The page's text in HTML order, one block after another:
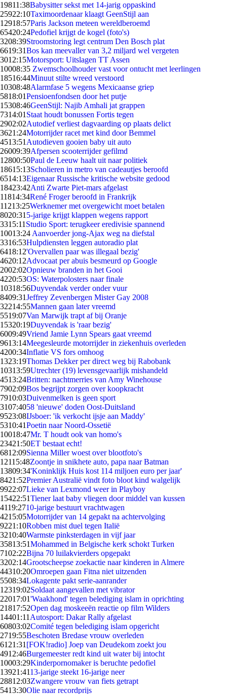
19811:38Babysitter sekst met 14-jarig oppaskind
25922:10Taximoordenaar klaagt GeenStijl aan
12918:57Paris Jackson meteen wereldberoemd
65420:24Pedofiel krijgt de kogel (foto's)
3208:39Stroomstoring legt centrum Den Bosch plat
6619:31Bos kan meevaller van 3,2 miljard wel vergeten
3012:15Motorsport: Uitslagen TT Assen
10008:35 Zwemschoolhouder vast voor ontucht met leerlingen
18516:44Minuut stilte wreed verstoord
10308:48Alarmfase 5 wegens Mexicaanse griep
5818:01Pensioenfondsen door het putje
15308:46GeenStijl: Najib Amhali jat grappen
7314:01 Staat houdt bonussen Fortis tegen
2902:02Autodief verliest dagvaarding op plaats delict
3621:24Motorrijder racet met kind door Bemmel
4513:51 Autodieven gooien baby uit auto
26009:39Afpersen scooterrijder gefilmd
12800:50Paul de Leeuw haalt uit naar politiek
18615:13Scholieren in metro van cadeautjes beroofd
6514:13Eigenaar Russische kritische website gedood
18423:42Anti Zwarte Piet-mars afgelast
11814:34René Froger beroofd in Frankrijk
11213:25Werknemer met overgewicht moet betalen
8020:31 5-jarige krijgt klappen wegens rapport
3315:11 Studio Sport: terugkeer eredivisie spannend
10013:24 Aanvoerder jong-Ajax weg na diefstal
3316:53Hulpdiensten leggen autoradio plat
6418:12'Overvallen paar was illegaal bezig'
4620:12Advocaat per abuis besmeurd op Google
2002:02Opnieuw branden in het Gooi
4220:53OS: Waterpolosters naar finale
10318:56Duyvendak verder onder vuur
8409:31Jeffrey Zevenbergen Mister Gay 2008
32214:55Mannen gaan later vreemd
5519:07Van Marwijk trapt af bij Oranje
15320:19Duyvendak is 'raar bezig'
6009:49Vriend Jamie Lynn Spears gaat vreemd
9613:14Meegesleurde motorrijder in ziekenhuis overleden
4200:34Inflatie VS fors omhoog
1323:19Thomas Dekker per direct weg bij Rabobank
10313:59Utrechter (19) levensgevaarlijk mishandeld
4513:24Britten: nachtmerries van Amy Winehouse
7902:09Bos begrijpt zorgen over koopkracht
7910:03Duivenmelken is geen sport
3107:4058 'nieuwe' doden Oost-Duitsland
9523:08IJsboer: 'ik verkocht ijsje aan Maddy'
5310:41Poetin naar Noord-Ossetië
10018:47Mr. T houdt ook van homo's
23421:50ET bestaat echt!
6812:09Sienna Miller woest over blootfoto's
12115:48Zoontje in snikhete auto, papa naar Batman
13809:34'Koninklijk Huis kost 114 miljoen euro per jaar'
8421:52Premier Australië vindt foto bloot kind walgelijk
9922:07Lieke van Lexmond weer in Playboy
15422:51Tiener laat baby vliegen door middel van kussen
4119:2710-jarige bestuurt vrachtwagen
4215:05Motorrijder van 14 gepakt na achtervolging
9221:10Robben mist duel tegen Italië
3210:40Warmste pinksterdagen in vijf jaar
35813:51Mohammed in Belgische kerk schokt Turken
7102:22Bijna 70 luilakvierders opgepakt
3202:14Grootscheepse zoekactie naar kinderen in Almere
44310:20Omroepen gaan Fitna niet uitzenden
5508:34Lokagente pakt serie-aanrander
12319:02Soldaat aangevallen met vibrator
22017:01'Waakhond' tegen belediging islam in oprichting
21817:52Open dag moskeeën reactie op film Wilders
14401:11 Autosport: Dakar Rally afgelast
60803:02Comité tegen belediging islam opgericht
2719:55Beschoten Bredase vrouw overleden
61 21:31 [FOK!radio] Joep van Deudekom zoekt jou
4912:46Burgemeester redt kind uit water bij intocht
10003:29Kinderpornomaker is beruchte pedofiel
13921:4113-jarige steekt 16-jarige neer
28812:03Zwangere vrouw van fiets getrapt
5413:30Olie naar recordprijs